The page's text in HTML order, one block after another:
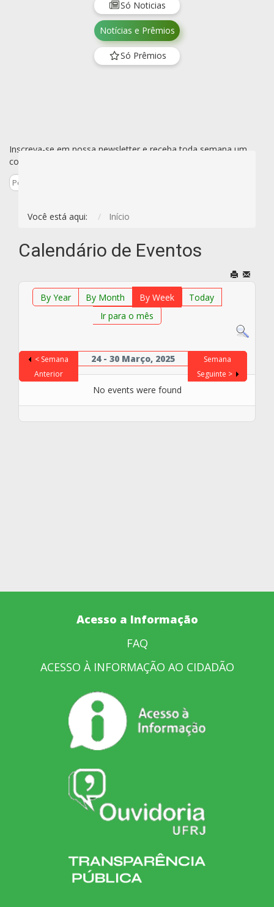
Só Noticias
Notícias e Prêmios
Só Prêmios
Inscreva-se em nossa newsletter e receba toda semana um
conjunto de todas as novidades de uma vez só por e-mail.
Você está aqui: Início
Calendário de Eventos
By Year By Month By Week
Today
Ir para o mês
< Semana
Anterior
24 - 30 Março, 2025
Semana
Seguinte >
No events were found
Acesso a Informação
FAQ
ACESSO À INFORMAÇÃO AO CIDADÃO